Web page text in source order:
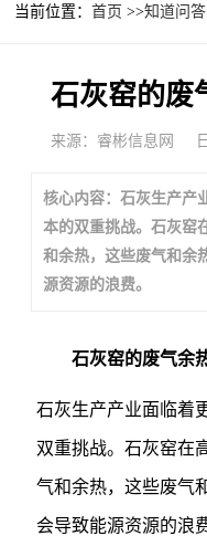
当前位置：首页 >>知道问答
石灰窑的废
来源：睿彬信息网
核心内容：石灰生产产
本的双重挑战。石灰窑
和余热，这些废气和余
源资源的浪费。
石灰窑的废气余
石灰生产产业面临着
双重挑战。石灰窑在
气和余热，这些废气
会导致能源资源的浪